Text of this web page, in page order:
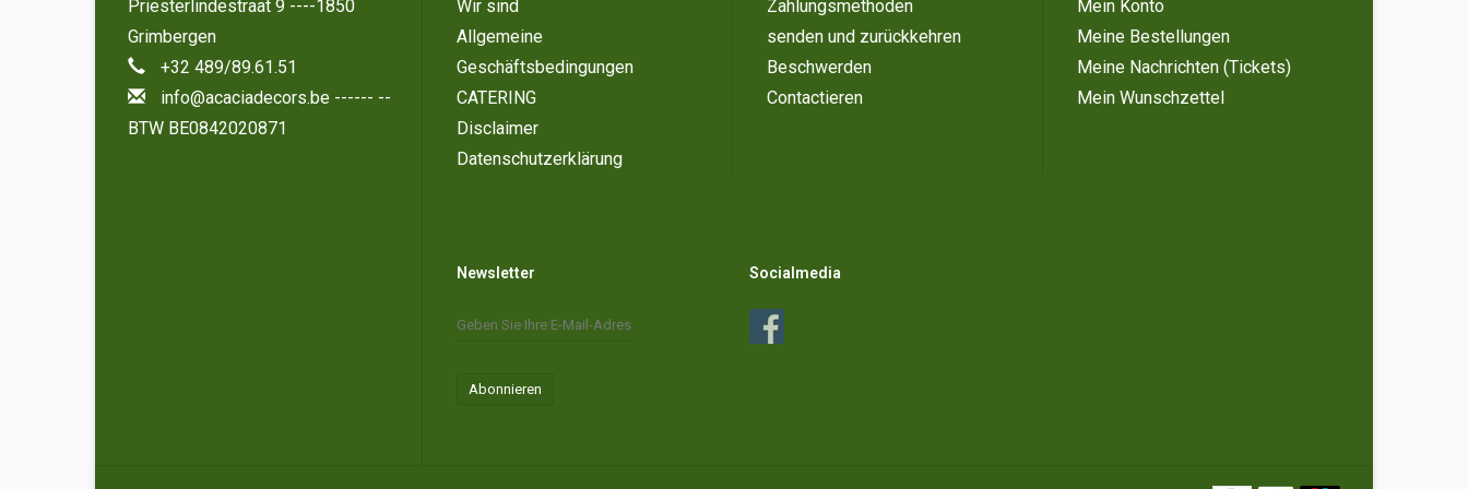
Priesterlindestraat 9 ----1850
Grimbergen
+32 489/89.61.51
info@acaciadecors.be ------ --
BTW BE0842020871
Wir sind
Allgemeine
Geschäftsbedingungen
CATERING
Disclaimer
Datenschutzerklärung
Zahlungsmethoden
senden und zurückkehren
Beschwerden
Contactieren
Mein Konto
Meine Bestellungen
Meine Nachrichten (Tickets)
Mein Wunschzettel
Newsletter
Abonnieren
Socialmedia